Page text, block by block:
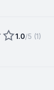
1.0/5 (1)